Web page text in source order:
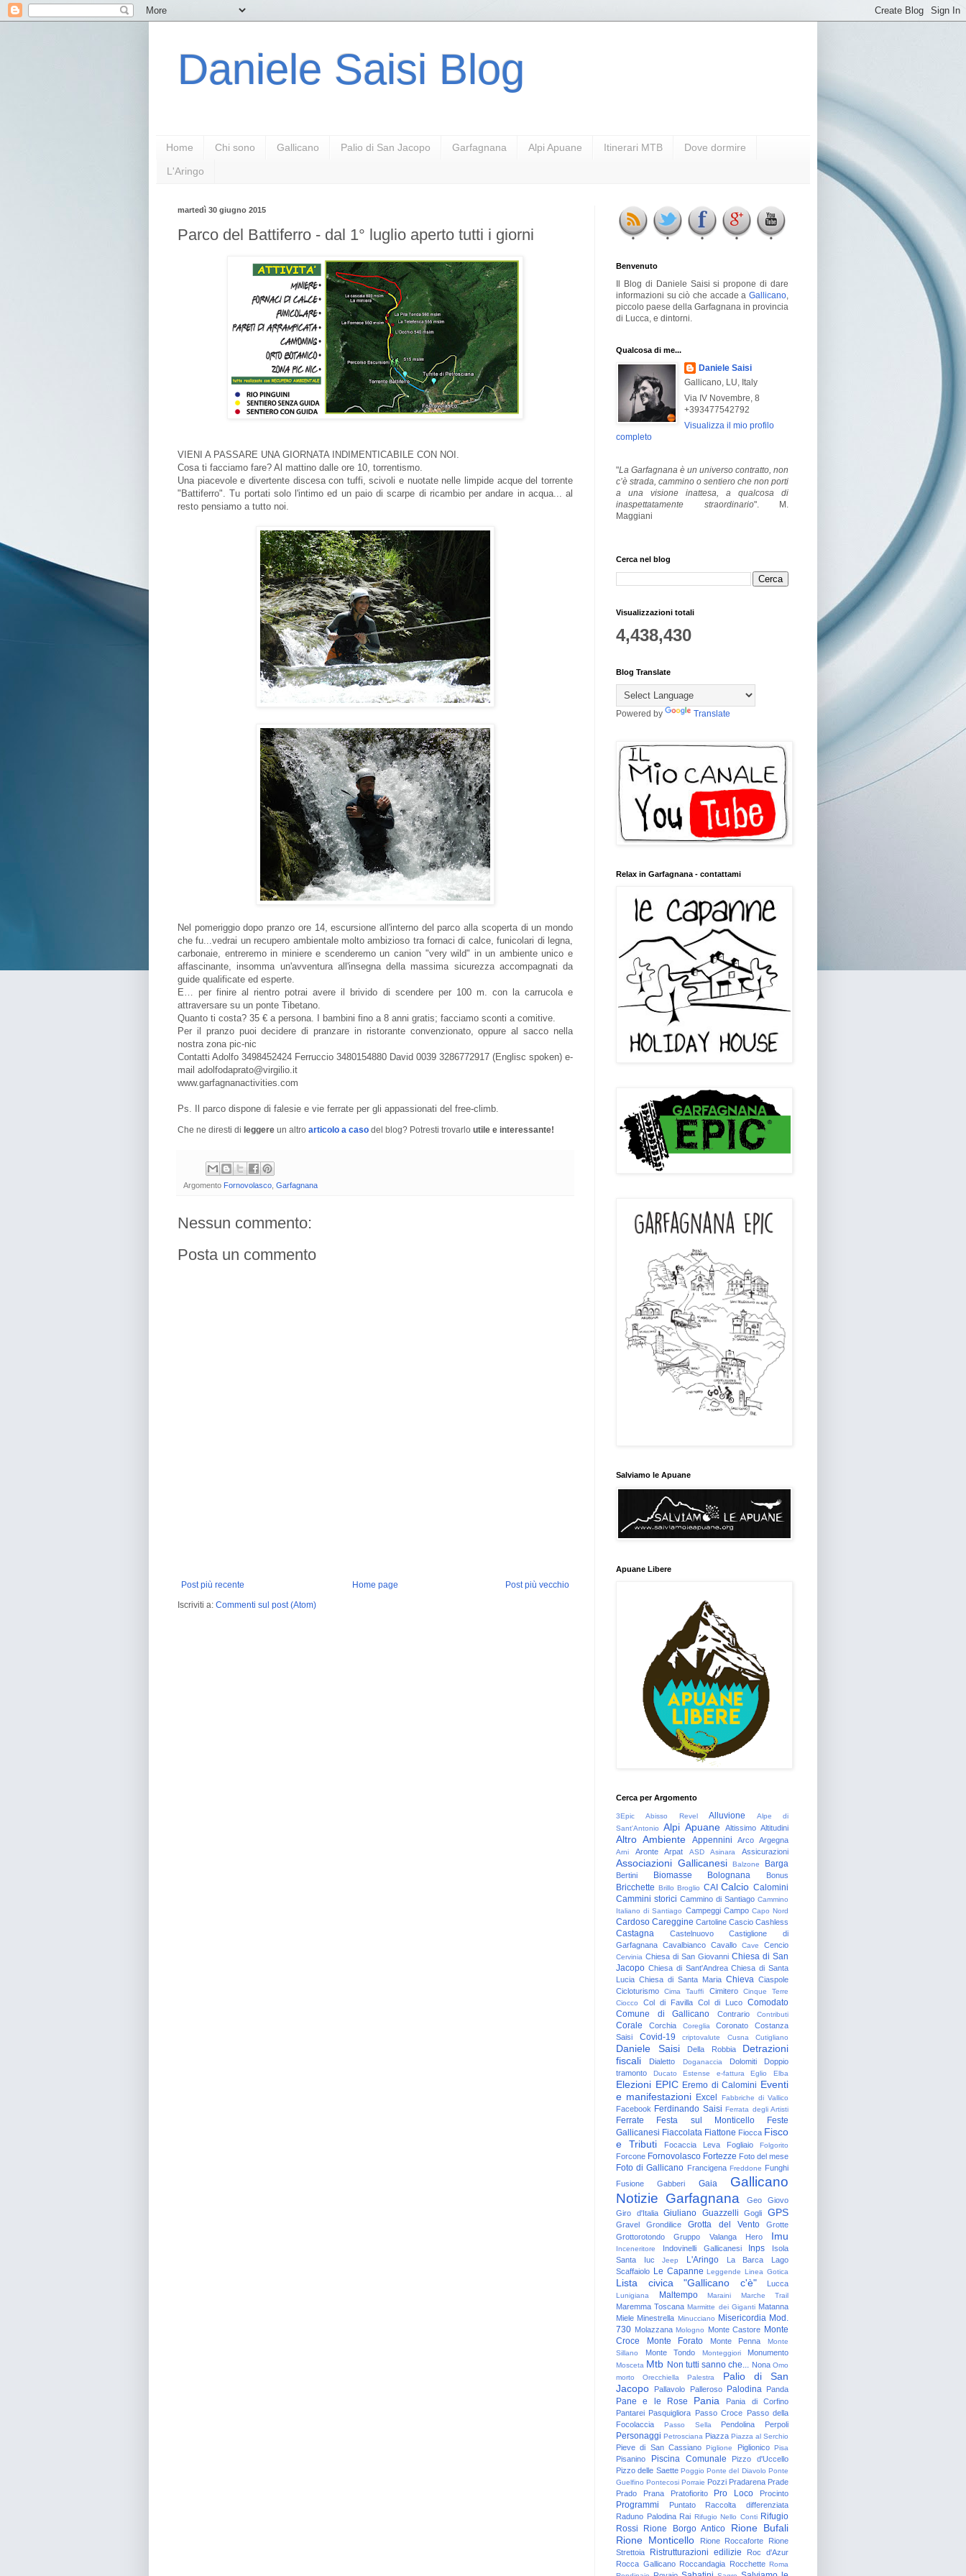
Daniele Saisi Blog
Home Chi sono Gallicano Palio di San Jacopo Garfagnana Alpi Apuane Itinerari MTB Dove dormire
L'Aringo
martedì 30 giugno 2015
Parco del Battiferro - dal 1° luglio aperto tutti i giorni
VIENI A PASSARE UNA GIORNATA INDIMENTICABILE CON NOI.
Cosa ti facciamo fare? Al mattino dalle ore 10, torrentismo.
Una piacevole e divertente discesa con tuffi, scivoli e nuotate nelle limpide acque del torrente
"Battiferro". Tu portati solo l'intimo ed un paio di scarpe di ricambio per andare in acqua... al
resto pensiamo a tutto noi.
Nel pomeriggio dopo pranzo ore 14, escursione all'interno del parco alla scoperta di un mondo
che fu...vedrai un recupero ambientale molto ambizioso tra fornaci di calce, funicolari di legna,
carbonaie, entreremo in miniere e scenderemo un canion "very wild" in un ambiente unico e
affascinante, insomma un'avventura all'insegna della massima sicurezza accompagnati da
guide qualificate ed esperte.
E… per finire al rientro potrai avere il brivido di scendere per 100 m. con la carrucola e
attraversare su un ponte Tibetano.
Quanto ti costa? 35 € a persona. I bambini fino a 8 anni gratis; facciamo sconti a comitive.
Per il pranzo puoi decidere di pranzare in ristorante convenzionato, oppure al sacco nella
nostra zona pic-nic
Contatti Adolfo 3498452424 Ferruccio 3480154880 David 0039 3286772917 (Englisc spoken) e-
mail adolfodaprato@virgilio.it
www.garfagnanactivities.com
Ps. Il parco dispone di falesie e vie ferrate per gli appassionati del free-climb.
Che ne diresti di leggere un altro articolo a caso del blog? Potresti trovarlo utile e interessante!
Argomento Fornovolasco Garfagnana
Nessun commento:
Posta un commento
Post più recente Post più vecchio
Home page
Iscriviti a: Commenti sul post (Atom)
Benvenuto
Il Blog di Daniele Saisi si propone di dare
informazioni su ciò che accade a Gallicano
piccolo paese della Garfagnana in provincia
di Lucca, e dintorni.
Qualcosa di me...
Daniele Saisi
Gallicano, LU, Italy
Via IV Novembre, 8
+393477542792
Visualizza il mio profilo
completo
"La Garfagnana è un universo contratto, non
c’è strada, cammino o sentiero che non porti
a una visione inattesa, a qualcosa di
inaspettatamente straordinario". M.
Maggiani
Cerca nel blog
Visualizzazioni totali
4,438,430
Blog Translate
Powered by Translate
Relax in Garfagnana - contattami
Salviamo le Apuane
Apuane Libere
Cerca per Argomento
3Epic Abisso Revel Alluvione
Alpe di
Sant'Antonio
Alpi Apuane Altissimo Altitudini
Altro Ambiente Appennini Arco Argegna
Arni Aronte Arpat ASD Asinara Assicurazioni
Associazioni Gallicanesi Balzone Barga
Bertini Biomasse Bolognana Bonus
Bricchette Brillo Broglio CAI Calcio Calomini
Cammini storici Cammino di Santiago Cammino
Italiano di Santiago Campeggi Campo Capo Nord
Cardoso Careggine Cartoline Cascio Cashless
Castagna Castelnuovo
Castiglione di
Garfagnana Cavalbianco Cavallo Cave Cencio
Cervinia Chiesa di San Giovanni Chiesa di San
Jacopo Chiesa di Sant'Andrea Chiesa di Santa
Lucia Chiesa di Santa Maria Chieva Ciaspole
Cicloturismo
Cima Tauffi Cimitero
Cinque Terre
Ciocco
Col di Favilla Col di Luco Comodato
Comune di Gallicano
Contrario Contributi
Corale Corchia Coreglia Coronato
Costanza
Saisi
Covid-19 criptovalute Cusna Cutigliano
Daniele Saisi Della Robbia
Detrazioni
fiscali
Dialetto Doganaccia Dolomiti
Doppio
tramonto
Ducato Estense e-fattura Eglio Elba
Elezioni EPIC Eremo di Calomini Eventi
e manifestazioni Excel Fabbriche di Vallico
Facebook Ferdinando Saisi Ferrata degli Artisti
Ferrate Festa sul Monticello
Feste
Gallicanesi Fiaccolata Fiattone Fiocca Fisco
e Tributi
Focaccia Leva Fogliaio Folgorito
Forcone Fornovolasco Fortezze Foto del mese
Foto di Gallicano Francigena Freddone Funghi
Fusione
Gabberi Gaia
Gallicano
Notizie Garfagnana Geo
Giovo
Giro d'Italia
Giuliano Guazzelli Gogli GPS
Gravel Grondilice Grotta del Vento
Grotte
Grottorotondo
Gruppo Valanga Hero Imu
Inceneritore Indovinelli Gallicanesi Inps
Isola
Santa
Iuc Jeep L'Aringo La Barca
Lago
Scaffaiolo Le Capanne Leggende Linea Gotica
Lista civica "Gallicano c'è" Lucca
Lunigiana Maltempo Maraini Marche Trail
Maremma Toscana Marmitte dei Giganti Matanna
Miele Minestrella Minucciano Misericordia Mod.
730 Molazzana Mologno Monte Castore Monte
Croce
Monte Forato Monte Penna
Monte
Sillano
Monte Tondo Monteggiori Monumento
Mosceta Mtb Non tutti sanno che... Nona Omo
morto
Orecchiella Palestra
Palio di San
Jacopo
Pallavolo Palleroso Palodina Panda
Pane e le Rose Pania
Pania di Corfino
Pantarei Pasquigliora Passo Croce Passo della
Focolaccia
Passo Sella Pendolina Perpoli
Personaggi Petrosciana Piazza Piazza al Serchio
Pieve di San Cassiano Piglione Piglionico Pisa
Pisanino Piscina Comunale
Pizzo d'Uccello
Pizzo delle Saette Poggio Ponte del Diavolo Ponte
Guelfino Pontecosi Porraie Pozzi Pradarena Prade
Prado
Prana Pratofiorito Pro Loco Procinto
Programmi Puntato
Raccolta differenziata
Raduno Palodina Rai Rifugio Nello Conti Rifugio
Rossi
Rione Borgo Antico
Rione Bufali
Rione Monticello
Rione Roccaforte
Rione
Strettoia
Ristrutturazioni edilizie
Roc d'Azur
Rocca Gallicano Roccandagia Rocchette Roma